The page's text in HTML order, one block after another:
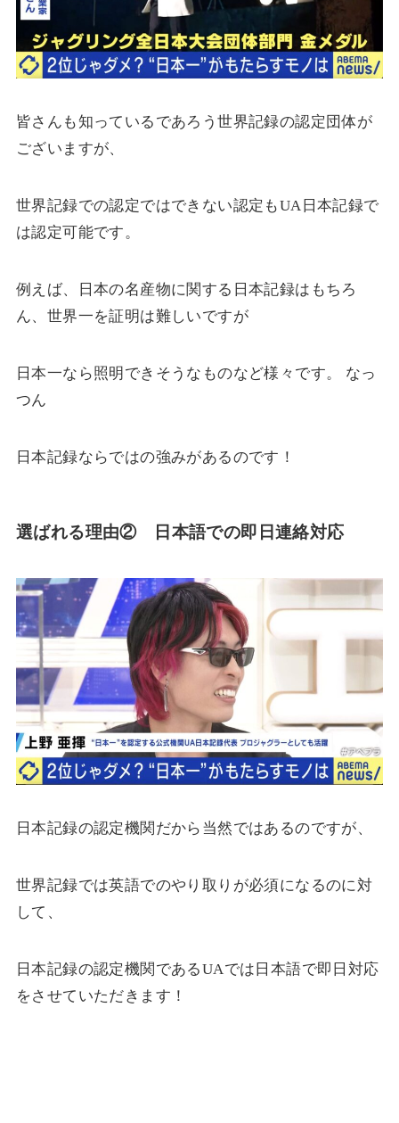
皆さんも知っているであろう世界記録の認定団体が
ございますが、
世界記録での認定ではできない認定もUA日本記録で
は認定可能です。
例えば、日本の名産物に関する日本記録はもちろ
ん、世界一を証明は難しいですが
日本一なら照明できそうなものなど様々です。 なっ
つん
日本記録ならではの強みがあるのです！
選ばれる理由② 日本語での即日連絡対応
日本記録の認定機関だから当然ではあるのですが、
世界記録では英語でのやり取りが必須になるのに対
して、
日本記録の認定機関であるUAでは日本語で即日対応
をさせていただきます！